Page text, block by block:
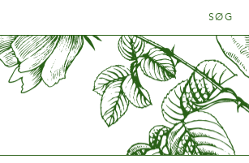
SØG
HISTORIE
Historien om Poulsen Roser